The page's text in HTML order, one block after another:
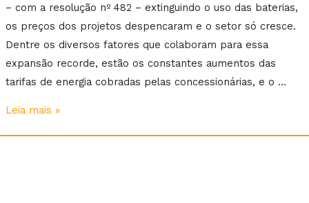
– com a resolução nº 482 – extinguindo o uso das baterias,
os preços dos projetos despencaram e o setor só cresce.
Dentre os diversos fatores que colaboram para essa
expansão recorde, estão os constantes aumentos das
tarifas de energia cobradas pelas concessionárias, e o …
Leia mais »